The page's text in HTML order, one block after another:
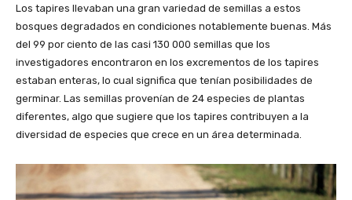
Los tapires llevaban una gran variedad de semillas a estos
bosques degradados en condiciones notablemente buenas. Más
del 99 por ciento de las casi 130 000 semillas que los
investigadores encontraron en los excrementos de los tapires
estaban enteras, lo cual significa que tenían posibilidades de
germinar. Las semillas provenían de 24 especies de plantas
diferentes, algo que sugiere que los tapires contribuyen a la
diversidad de especies que crece en un área determinada.